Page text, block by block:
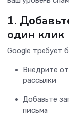
1.
один клик
Google требует
Внедрите
рассылки
Добавьте
письма